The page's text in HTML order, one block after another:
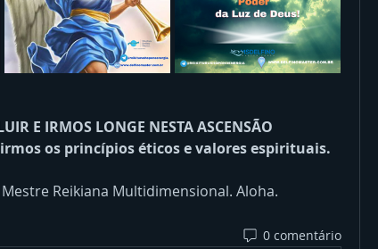
E IRMOS LONGE NESTA ASCENSÃO
os princípios éticos e valores espirituais.
Reikiana Multidimensional. Aloha.
0 comentário